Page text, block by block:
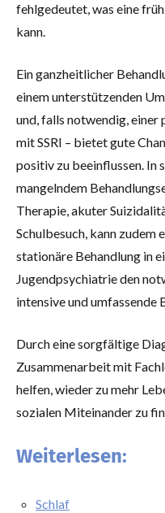
fehlgedeutet, was eine
kann.
Ein ganzheitlicher
einem unterstützenden
und, falls notwendig, einer
mit SSRI – bietet gute
positiv zu beeinflussen. In
mangelndem
Therapie, akuter
Schulbesuch, kann zudem
stationäre Behandlung in
Jugendpsychiatrie den
intensive und umfassende
Durch eine sorgfältige
Zusammenarbeit mit
helfen, wieder zu mehr
sozialen Miteinander zu
Weiterlesen:
Schlaf